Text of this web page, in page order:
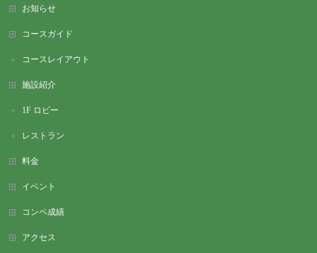
お知らせ
コースガイド
コースレイアウト
施設紹介
1F ロビー
レストラン
料金
イベント
コンペ成績
アクセス